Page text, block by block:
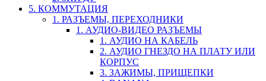
5. КОММУТАЦИЯ
1. РАЗЪЕМЫ, ПЕРЕХОДНИКИ
1. АУДИО-ВИДЕО РАЗЪЕМЫ
1. АУДИО НА КАБЕЛЬ
2. АУДИО ГНЕЗДО НА ПЛАТУ ИЛИ
КОРПУС
3. ЗАЖИМЫ, ПРИЩЕПКИ